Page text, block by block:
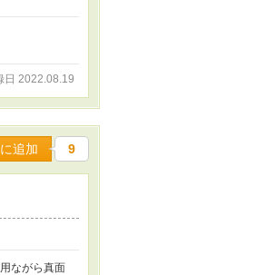
日 2022.08.19
追加 9
ながら真面